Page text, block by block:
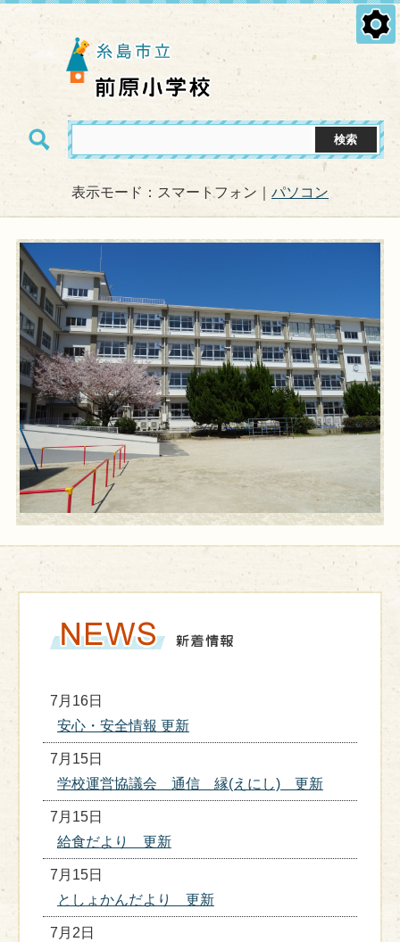
表示モード：スマートフォン｜ パソコン
7月16日
安心・安全情報 更新
7月15日
学校運営協議会 通信 縁(えにし) 更新
7月15日
給食だより 更新
7月15日
としょかんだより 更新
7月2日